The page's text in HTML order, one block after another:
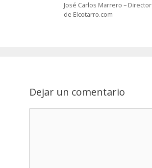
José Carlos Marrero – Director
de Elcotarro.com
Dejar un comentario